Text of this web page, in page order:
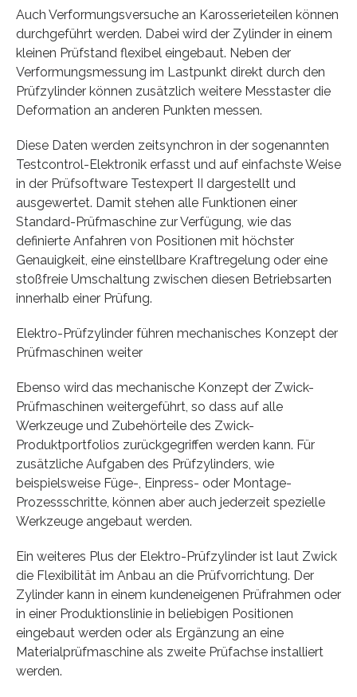
Auch Verformungsversuche an Karosserieteilen können
durchgeführt werden. Dabei wird der Zylinder in einem
kleinen Prüfstand flexibel eingebaut. Neben der
Verformungsmessung im Lastpunkt direkt durch den
Prüfzylinder können zusätzlich weitere Messtaster die
Deformation an anderen Punkten messen.
Diese Daten werden zeitsynchron in der sogenannten
Testcontrol-Elektronik erfasst und auf einfachste Weise
in der Prüfsoftware Testexpert II dargestellt und
ausgewertet. Damit stehen alle Funktionen einer
Standard-Prüfmaschine zur Verfügung, wie das
definierte Anfahren von Positionen mit höchster
Genauigkeit, eine einstellbare Kraftregelung oder eine
stoßfreie Umschaltung zwischen diesen Betriebsarten
innerhalb einer Prüfung.
Elektro-Prüfzylinder führen mechanisches Konzept der
Prüfmaschinen weiter
Ebenso wird das mechanische Konzept der Zwick-
Prüfmaschinen weitergeführt, so dass auf alle
Werkzeuge und Zubehörteile des Zwick-
Produktportfolios zurückgegriffen werden kann. Für
zusätzliche Aufgaben des Prüfzylinders, wie
beispielsweise Füge-, Einpress- oder Montage-
Prozessschritte, können aber auch jederzeit spezielle
Werkzeuge angebaut werden.
Ein weiteres Plus der Elektro-Prüfzylinder ist laut Zwick
die Flexibilität im Anbau an die Prüfvorrichtung. Der
Zylinder kann in einem kundeneigenen Prüfrahmen oder
in einer Produktionslinie in beliebigen Positionen
eingebaut werden oder als Ergänzung an eine
Materialprüfmaschine als zweite Prüfachse installiert
werden.